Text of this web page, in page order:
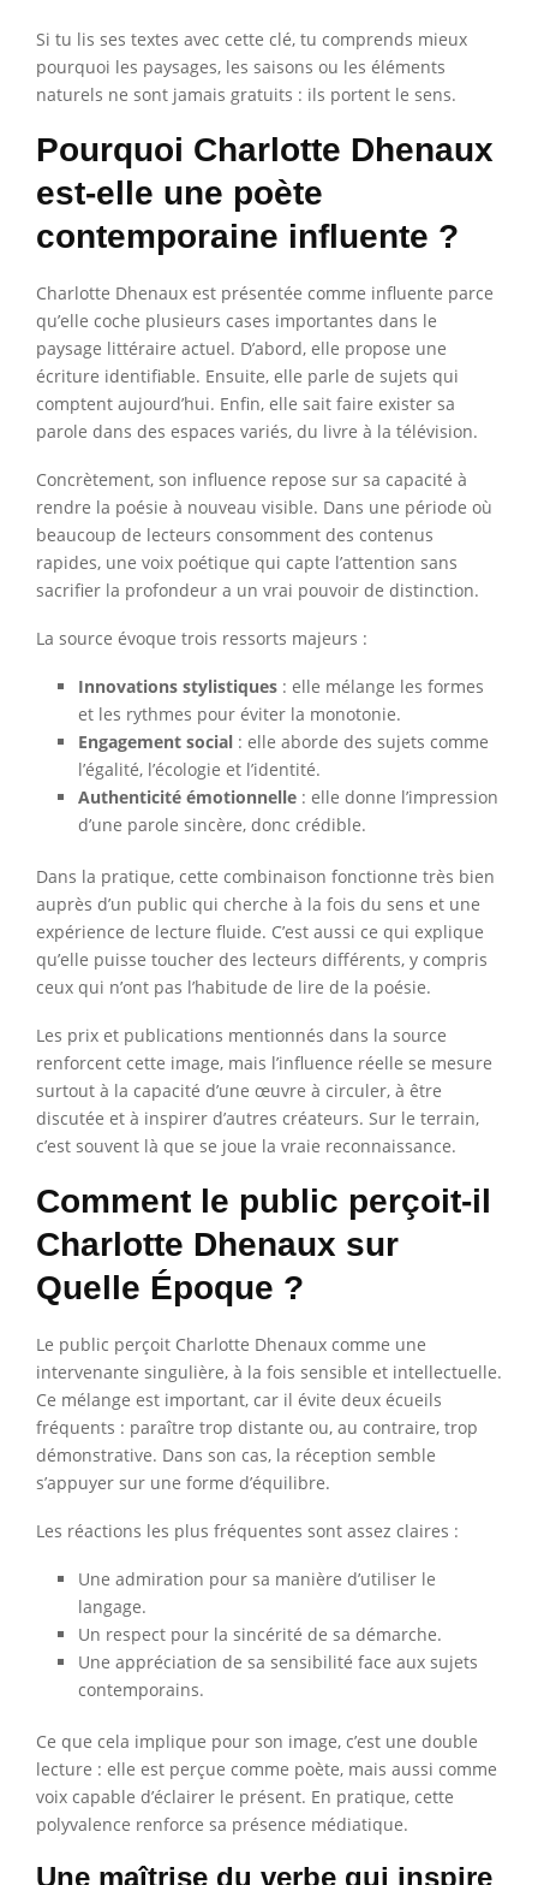
Si tu lis ses textes avec cette clé, tu comprends mieux
pourquoi les paysages, les saisons ou les éléments
naturels ne sont jamais gratuits : ils portent le sens.
Pourquoi Charlotte Dhenaux
est-elle une poète
contemporaine influente ?
Charlotte Dhenaux est présentée comme influente parce
qu’elle coche plusieurs cases importantes dans le
paysage littéraire actuel. D’abord, elle propose une
écriture identifiable. Ensuite, elle parle de sujets qui
comptent aujourd’hui. Enfin, elle sait faire exister sa
parole dans des espaces variés, du livre à la télévision.
Concrètement, son influence repose sur sa capacité à
rendre la poésie à nouveau visible. Dans une période où
beaucoup de lecteurs consomment des contenus
rapides, une voix poétique qui capte l’attention sans
sacrifier la profondeur a un vrai pouvoir de distinction.
La source évoque trois ressorts majeurs :
Innovations stylistiques : elle mélange les formes
et les rythmes pour éviter la monotonie.
Engagement social : elle aborde des sujets comme
l’égalité, l’écologie et l’identité.
Authenticité émotionnelle : elle donne l’impression
d’une parole sincère, donc crédible.
Dans la pratique, cette combinaison fonctionne très bien
auprès d’un public qui cherche à la fois du sens et une
expérience de lecture fluide. C’est aussi ce qui explique
qu’elle puisse toucher des lecteurs différents, y compris
ceux qui n’ont pas l’habitude de lire de la poésie.
Les prix et publications mentionnés dans la source
renforcent cette image, mais l’influence réelle se mesure
surtout à la capacité d’une œuvre à circuler, à être
discutée et à inspirer d’autres créateurs. Sur le terrain,
c’est souvent là que se joue la vraie reconnaissance.
Comment le public perçoit-il
Charlotte Dhenaux sur
Quelle Époque ?
Le public perçoit Charlotte Dhenaux comme une
intervenante singulière, à la fois sensible et intellectuelle.
Ce mélange est important, car il évite deux écueils
fréquents : paraître trop distante ou, au contraire, trop
démonstrative. Dans son cas, la réception semble
s’appuyer sur une forme d’équilibre.
Les réactions les plus fréquentes sont assez claires :
Une admiration pour sa manière d’utiliser le
langage.
Un respect pour la sincérité de sa démarche.
Une appréciation de sa sensibilité face aux sujets
contemporains.
Ce que cela implique pour son image, c’est une double
lecture : elle est perçue comme poète, mais aussi comme
voix capable d’éclairer le présent. En pratique, cette
polyvalence renforce sa présence médiatique.
Une maîtrise du verbe qui inspire